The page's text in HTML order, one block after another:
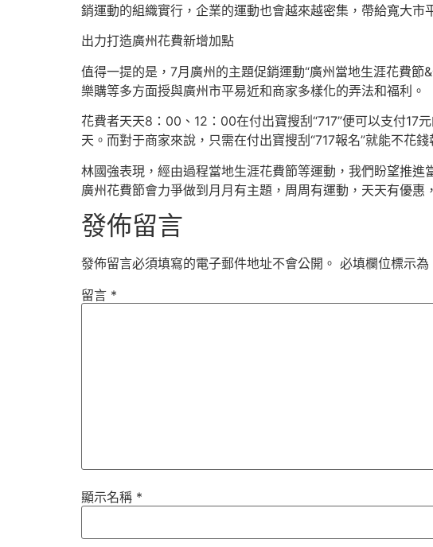
銷運動的組織實行，企業的運動也會越來越密集，帶給寬大市
出力打造廣州花費新增加點
值得一提的是，7月廣州的主題促銷運動“廣州當地生涯花費
樂購等多方面授與廣州市平易近和商家多樣化的弄法和福利。
花費者天天8：00、12：00在付出寶搜刮“717”便可以支付
天。而對于商家來說，只需在付出寶搜刮“717報名”就能不花
林國強表現，經由過程當地生涯花費節等運動，我們盼望推
廣州花費節會力爭做到月月有主題，周周有運動，天天有優
發佈留言
發佈留言必須填寫的電子郵件地址不會公開。 必填欄位標示為
留言 *
顯示名稱 *